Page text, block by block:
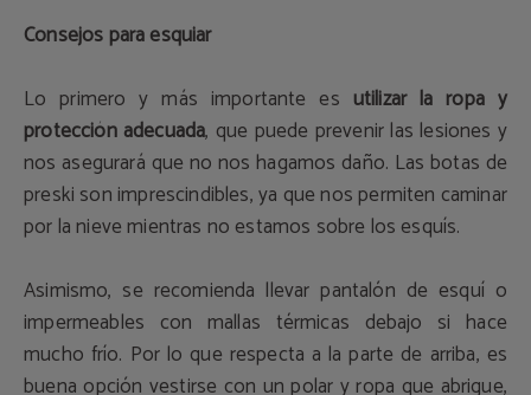
Consejos para esquiar
Lo primero y más importante es utilizar la ropa y
protección adecuada, que puede prevenir las lesiones y
nos asegurará que no nos hagamos daño. Las botas de
preski son imprescindibles, ya que nos permiten caminar
por la nieve mientras no estamos sobre los esquís.
Asimismo, se recomienda llevar pantalón de esquí o
impermeables con mallas térmicas debajo si hace
mucho frío. Por lo que respecta a la parte de arriba, es
buena opción vestirse con un polar y ropa que abrigue,